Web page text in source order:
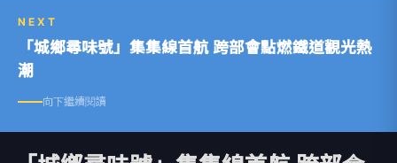
NEXT
「城鄉尋味號」集集線首航 跨部會點燃鐵道觀光熱
潮
向下繼續閱讀